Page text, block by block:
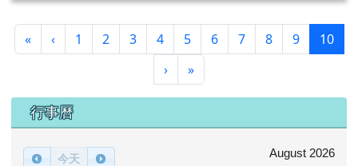
«第一頁
‹上一頁
1 2 3 4 5 6 7 8 9 10(目
›下一頁
»最後頁
下中區域內容
行事曆
今天 August 2026